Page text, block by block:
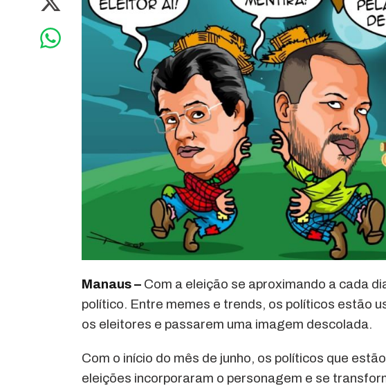
Manaus – Com a eleição se aproximando a cada
político. Entre memes e trends, os políticos estão
os eleitores e passarem uma imagem descolada.
Com o início do mês de junho, os políticos que
eleições incorporaram o personagem e se